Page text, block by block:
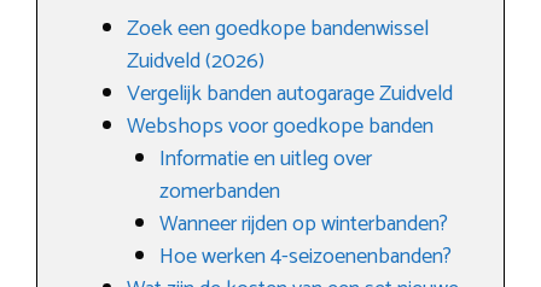
Zoek een goedkope bandenwissel
Zuidveld (2026)
Vergelijk banden autogarage Zuidveld
Webshops voor goedkope banden
Informatie en uitleg over
zomerbanden
Wanneer rijden op winterbanden?
Hoe werken 4-seizoenenbanden?